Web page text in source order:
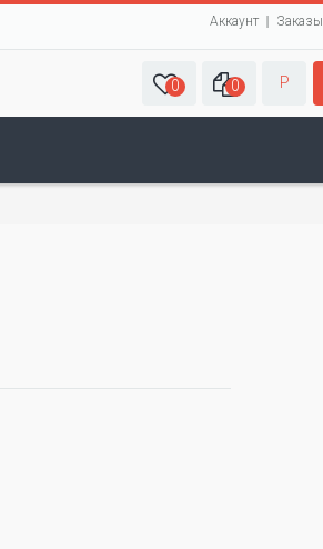
Аккаунт Заказы
0 0 Р